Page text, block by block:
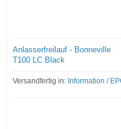
Anlasserfreilauf - Bonneville
T100 LC Black
Versandfertig in: Information /